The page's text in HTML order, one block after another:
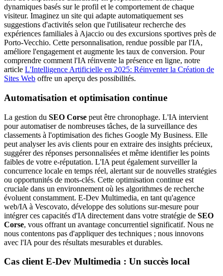
dynamiques basés sur le profil et le comportement de chaque
visiteur. Imaginez un site qui adapte automatiquement ses
suggestions d'activités selon que l'utilisateur recherche des
expériences familiales à Ajaccio ou des excursions sportives près de
Porto-Vecchio. Cette personnalisation, rendue possible par l'IA,
améliore l'engagement et augmente les taux de conversion. Pour
comprendre comment l'IA réinvente la présence en ligne, notre
article L'Intelligence Artificielle en 2025: Réinventer la Création de
Sites Web offre un aperçu des possibilités.
Automatisation et optimisation continue
La gestion du SEO Corse peut être chronophage. L'IA intervient
pour automatiser de nombreuses tâches, de la surveillance des
classements à l'optimisation des fiches Google My Business. Elle
peut analyser les avis clients pour en extraire des insights précieux,
suggérer des réponses personnalisées et même identifier les points
faibles de votre e-réputation. L'IA peut également surveiller la
concurrence locale en temps réel, alertant sur de nouvelles stratégies
ou opportunités de mots-clés. Cette optimisation continue est
cruciale dans un environnement où les algorithmes de recherche
évoluent constamment. E-Dev Multimedia, en tant qu'agence
web/IA à Vescovato, développe des solutions sur-mesure pour
intégrer ces capacités d'IA directement dans votre stratégie de SEO
Corse, vous offrant un avantage concurrentiel significatif. Nous ne
nous contentons pas d'appliquer des techniques ; nous innovons
avec l'IA pour des résultats mesurables et durables.
Cas client E-Dev Multimedia : Un succès local